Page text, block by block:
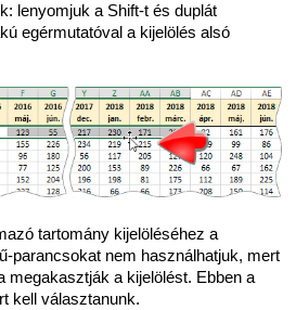
lenyomjuk a Shift-t és duplát
egérmutatóval a kijelölés alsó
tartomány kijelöléséhez a
parancsokat nem használhatjuk, mert
megakasztják a kijelölést. Ebben a
kell választanunk.